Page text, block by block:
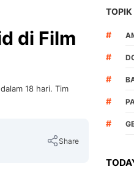
di Film
18 hari. Tim
Share
TOPIK
#
#
#
#
#